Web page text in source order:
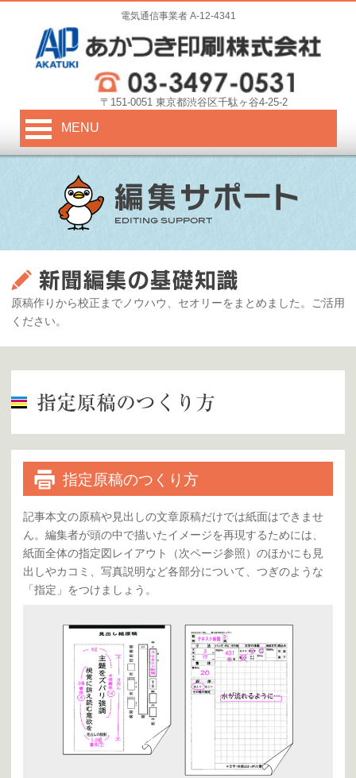
電気通信事業者 A-12-4341
〒151-0051 東京都渋谷区千駄ヶ谷4-25-2
MENU
原稿作りから校正までノウハウ、セオリーをまとめました。ご活用
ください。
指定原稿のつくり方
記事本文の原稿や見出しの文章原稿だけでは紙面はできませ
ん。編集者が頭の中で描いたイメージを再現するためには、
紙面全体の指定図レイアウト（次ページ参照）のほかにも見
出しやカコミ、写真説明など各部分について、つぎのような
「指定」をつけましょう。